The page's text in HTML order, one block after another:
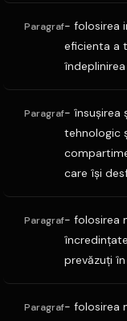
Paragraf- folosirea
eficienta a
Paragraf- însuşirea
tehnologic
care îşi
Paragraf- folosirea
prevăzuţi
Paragraf- folosirea